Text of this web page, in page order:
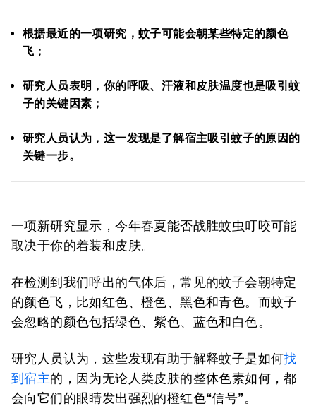
根据最近的一项研究，蚊子可能会朝某些特定的颜色
飞；
研究人员表明，你的呼吸、汗液和皮肤温度也是吸引蚊
子的关键因素；
研究人员认为，这一发现是了解宿主吸引蚊子的原因的
关键一步。
一项新研究显示，今年春夏能否战胜蚊虫叮咬可能
取决于你的着装和皮肤。
在检测到我们呼出的气体后，常见的蚊子会朝特定
的颜色飞，比如红色、橙色、黑色和青色。而蚊子
会忽略的颜色包括绿色、紫色、蓝色和白色。
研究人员认为，这些发现有助于解释蚊子是如何找
到宿主的，因为无论人类皮肤的整体色素如何，都
会向它们的眼睛发出强烈的橙红色“信号”。